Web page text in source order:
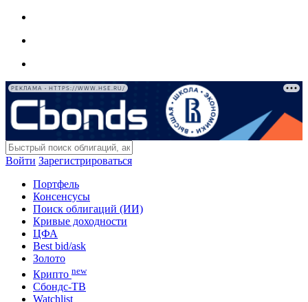
РЕКЛАМА • HTTPS://WWW.HSE.RU/
Войти Зарегистрироваться
Портфель
Консенсусы
Поиск облигаций (ИИ)
Кривые доходности
ЦФА
Best bid/ask
Золото
Крипто new
Сбондс-ТВ
Watchlist